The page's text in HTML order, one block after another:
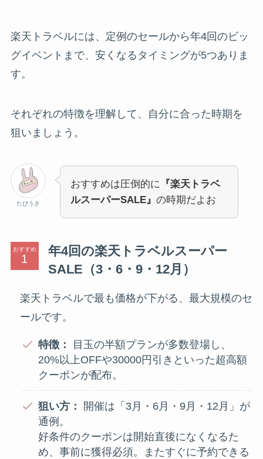
楽天トラベルには、定例のセールから年4回のビッ
グイベントまで、安くなるタイミングが5つありま
す。
それぞれの特徴を理解して、自分に合った時期を
狙いましょう。
たびうさ
おすすめは圧倒的に 『楽天トラベ
ルスーパーSALE』 の時期だよお
おすすめ
年4回の楽天トラベルスーパー
SALE（3・6・9・12月）
楽天トラベルで最も価格が下がる、最大規模のセ
ールです。
特徴：
目玉の半額プランが多数登場し、
20%以上OFFや30000円引きといった超高額
クーポンが配布。
狙い方：
開催は「3月・6月・9月・12月」が
通例。
好条件のクーポンは開始直後になくなるた
め、事前に獲得必須。またすぐに予約できる